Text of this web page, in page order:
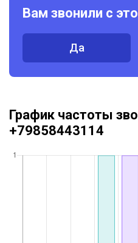
Вам звонили с
Да
График частоты
+79858443114